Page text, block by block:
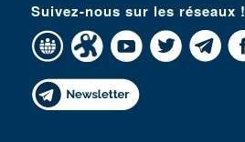
Suivez-nous sur les réseaux !